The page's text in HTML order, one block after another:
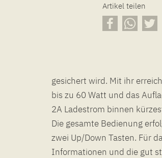
Artikel teilen
gesichert wird. Mit ihr
bis zu 60 Watt und das
2A Ladestrom binnen
Die gesamte Bedienung
zwei Up/Down Tasten. Für
Informationen und die gut